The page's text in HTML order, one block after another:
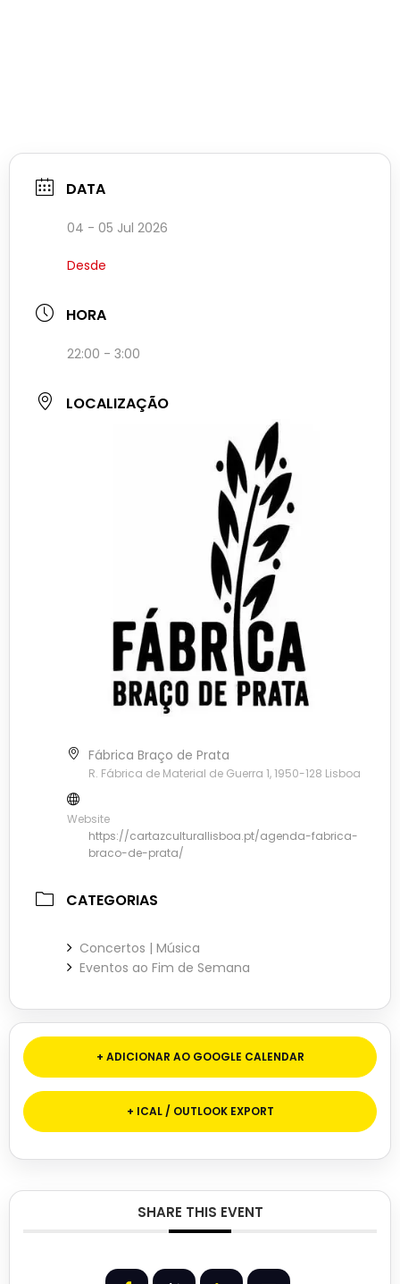
DATA
04 - 05 Jul 2026
Desde
HORA
22:00 - 3:00
LOCALIZAÇÃO
Fábrica Braço de Prata
R. Fábrica de Material de Guerra 1, 1950-128 Lisboa
Website
https://cartazculturallisboa.pt/agenda-fabrica-
braco-de-prata/
CATEGORIAS
Concertos | Música
Eventos ao Fim de Semana
+ ADICIONAR AO GOOGLE CALENDAR
+ ICAL / OUTLOOK EXPORT
SHARE THIS EVENT